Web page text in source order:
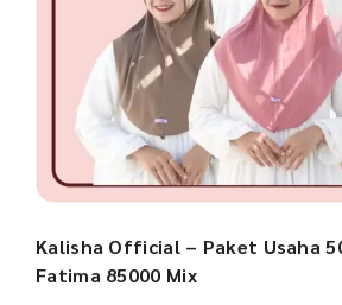
Kalisha Official – Paket Usaha
Fatima 85000 Mix